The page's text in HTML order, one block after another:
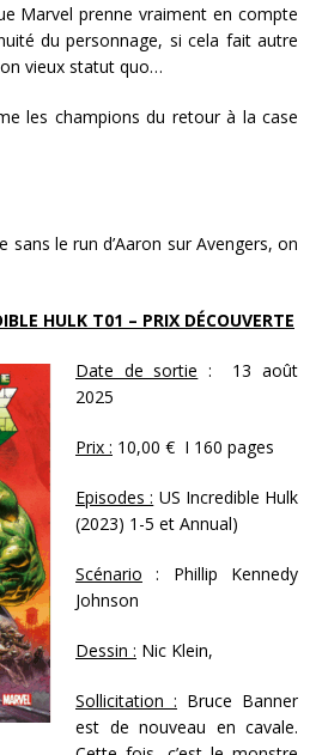
Marvel prenne vraiment en compte
du personnage, si cela fait autre
vieux statut quo…
les champions du retour à la case
sans le run d’Aaron sur Avengers, on
HULK T01 – PRIX DÉCOUVERTE
Date de sortie : 13 août
2025
Prix : 10,00 € I 160 pages
Episodes : US Incredible Hulk
(2023) 1-5 et Annual)
Scénario : Phillip Kennedy
Johnson
Dessin : Nic Klein,
Sollicitation : Bruce Banner
est de nouveau en cavale.